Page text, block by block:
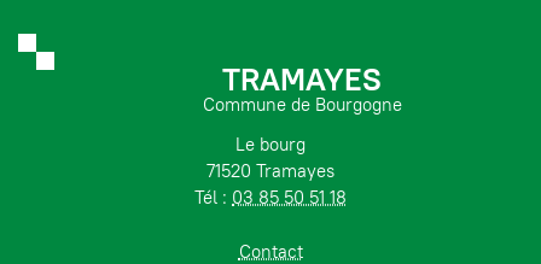
TRAMAYES
Commune de Bourgogne
Le bourg
71520 Tramayes
Tél : 03 85 50 51 18
Contact